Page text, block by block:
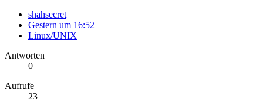
shahsecret
Gestern um 16:52
Linux/UNIX
Antworten
0
Aufrufe
23